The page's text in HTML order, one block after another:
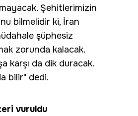
Şehitlerimizin
bilmelidir ki, İran
şüphesiz
zorunda kalacak.
karşı da dik duracak.
bilir" dedi.
vuruldu